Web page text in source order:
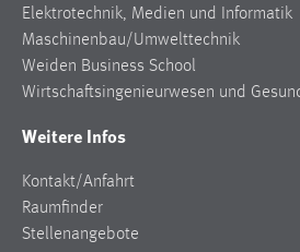
Elektrotechnik, Medien und Informatik
Maschinenbau/Umwelttechnik
Weiden Business School
Wirtschaftsingenieurwesen und
Weitere Infos
Kontakt/Anfahrt
Raumfinder
Stellenangebote
Statistik Cookies erfassen
Diese Informationen helfen uns
unsere Besucher unsere Website
_pk_ref, _pk_cvar, _pk_id, _pk_ses
Zweck: